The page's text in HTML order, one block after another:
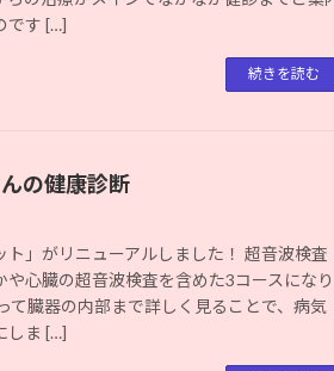
です […]
続きを読む
の健康診断
」がリニューアルしました！ 超音波検査
心臓の超音波検査を含めた3コースになり
て臓器の内部まで詳しく見ることで、病気
しま […]